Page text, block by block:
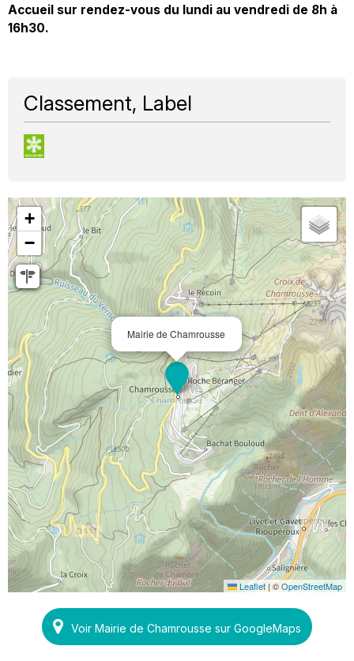
Accueil sur rendez-vous du lundi au vendredi de 8h à
16h30.
Classement, Label
Mairie de Chamrousse
+
−
Leaflet|©OpenStreetMap
Voir Mairie de Chamrousse sur GoogleMaps